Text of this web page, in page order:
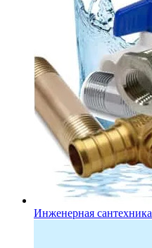
Инженерная сантехника